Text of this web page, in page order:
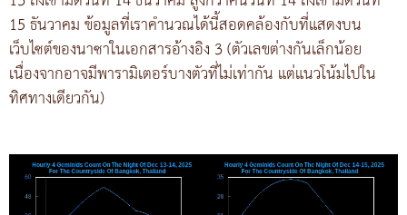
15 ธันวาคม ข้อมูลที่เราคำนวณได้นี้สอดคล้องกับที่แสดงบน
เว็บไซต์ของนาซาในเอกสารอ้างอิง 3 (ตัวเลขต่างกันเล็กน้อย
เนื่องจากอาจมีพารามิเตอร์บางตัวที่ไม่เท่ากัน แต่แนวโน้มไปใน
ทิศทางเดียวกัน)